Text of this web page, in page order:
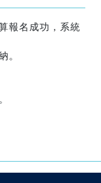
報名成功，系統
。
。